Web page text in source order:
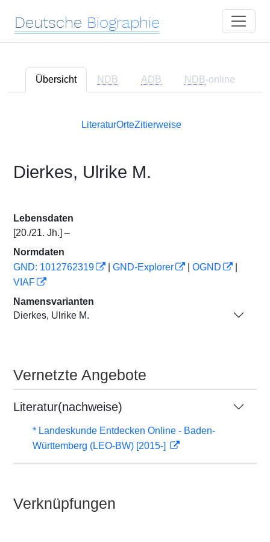
Deutsche Biographie
Übersicht NDB ADB NDB-online
LiteraturOrteZitierweise
Dierkes, Ulrike M.
Lebensdaten
[20./21. Jh.] –
Normdaten
GND: 1012762319
GND-Explorer OGND
VIAF
Namensvarianten
Dierkes, Ulrike M.
Vernetzte Angebote
Literatur(nachweise)
* Landeskunde Entdecken Online - Baden-
Württemberg (LEO-BW) [2015-]
Verknüpfungen